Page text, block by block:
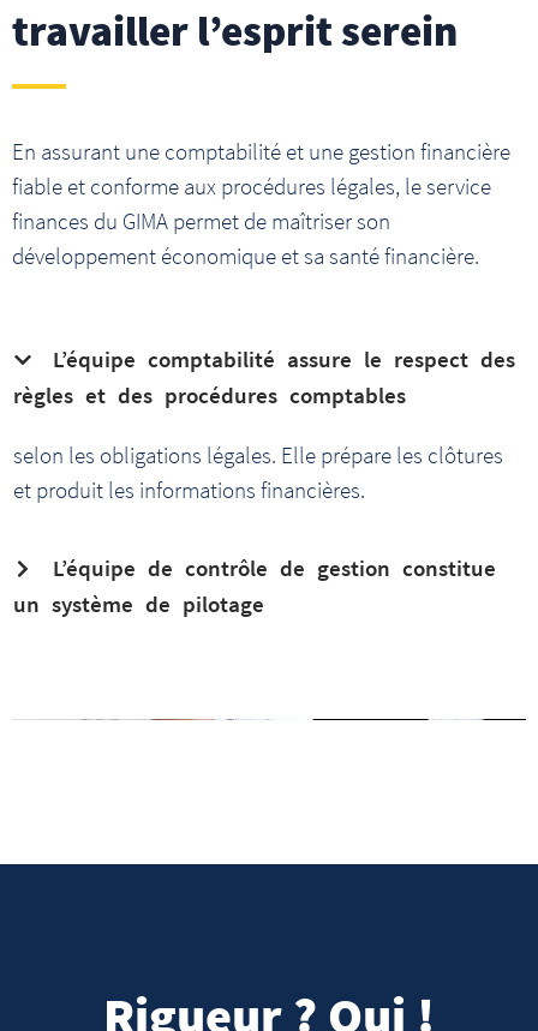
travailler l’esprit serein
En assurant une comptabilité et une gestion financière
fiable et conforme aux procédures légales, le service
finances du GIMA permet de maîtriser son
développement économique et sa santé financière.
L’équipe comptabilité assure le respect des
règles et des procédures comptables
selon les obligations légales. Elle prépare les clôtures
et produit les informations financières.
L’équipe de contrôle de gestion constitue
un système de pilotage
Rigueur ? Oui !